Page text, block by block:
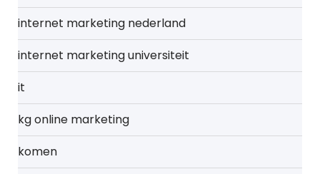
internet marketing nederland
internet marketing universiteit
it
kg online marketing
komen